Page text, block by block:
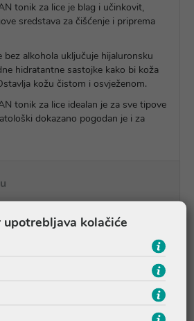
tonik za lice je blag i učinkovit,
sredstava za čišćenje i priprema
bez alkohola uključuje hijaluronsku
hidratantne sastojke kako bi koža
kožu čistom i osvježenom.
tonik za lice idealan je za sve tipove
dokazano pogodan je i za
kolačiće